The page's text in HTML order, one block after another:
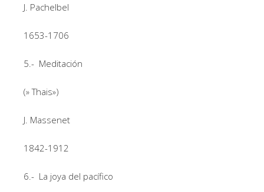
J. Pachelbel
1653-1706
5.- Meditación
(» Thais»)
J. Massenet
1842-1912
6.- La joya del pacífico